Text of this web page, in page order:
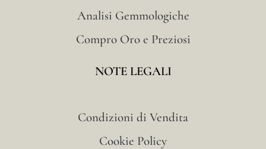
Analisi Gemmologiche
Compro Oro e Preziosi
NOTE LEGALI
Condizioni di Vendita
Cookie Policy